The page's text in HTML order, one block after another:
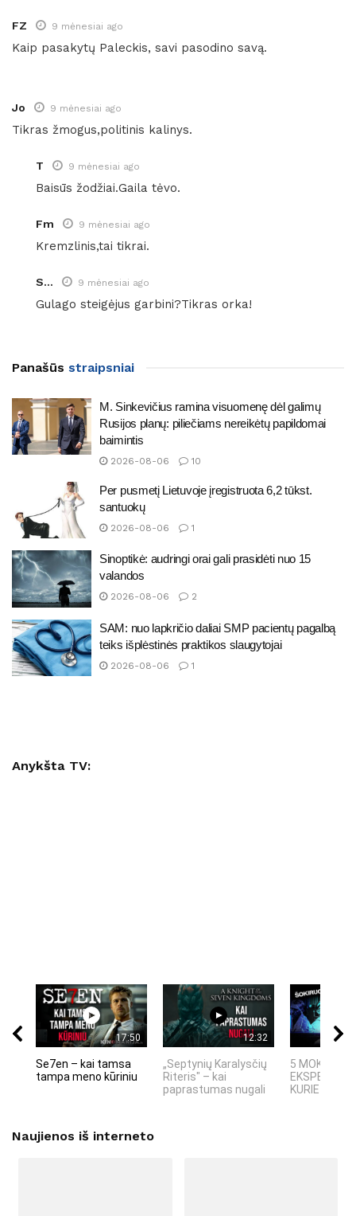
FZ 9 mėnesiai ago
Kaip pasakytų Paleckis, savi pasodino savą.
Jo 9 mėnesiai ago
Tikras žmogus,politinis kalinys.
T 9 mėnesiai ago
Baisūs žodžiai.Gaila tėvo.
Fm 9 mėnesiai ago
Kremzlinis,tai tikrai.
S... 9 mėnesiai ago
Gulago steigėjus garbini?Tikras orka!
Panašūs straipsniai
M. Sinkevičius ramina visuomenę dėl galimų
Rusijos planų: piliečiams nereikėtų papildomai
baimintis
2026-08-06 10
Per pusmetį Lietuvoje įregistruota 6,2 tūkst.
santuokų
2026-08-06 1
Sinoptikė: audringi orai gali prasidėti nuo 15
valandos
2026-08-06 2
SAM: nuo lapkričio daliai SMP pacientų pagalbą
teiks išplėstinės praktikos slaugytojai
2026-08-06 1
Anykšta TV:
17:50
Se7en – kai tamsa
tampa meno kūriniu
12:32
„Septynių Karalysčių
Riteris" – kai
paprastumas nugali
5 MOKSLINIAI
KURIE
Naujienos iš interneto